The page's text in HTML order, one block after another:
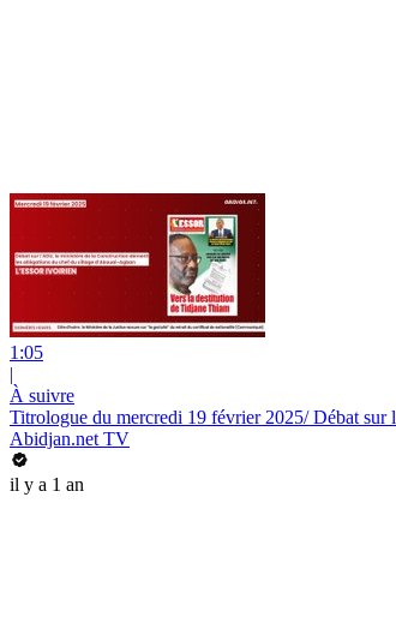
1:05
|
À suivre
Titrologue du mercredi 19 février 2025/ Débat
Abidjan.net TV
il y a 1 an